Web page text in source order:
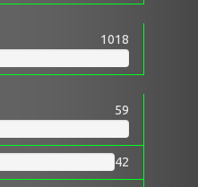
1018
59
42